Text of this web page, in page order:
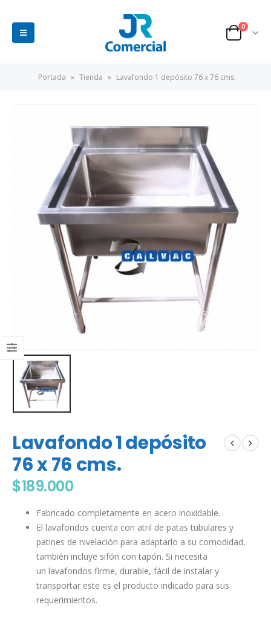
0
Portada » Tienda » Lavafondo 1 depósito 76 x 76 cms.
Lavafondo 1 depósito
76 x 76 cms.
$189.000
Fabricado completamente en acero inoxidable.
El lavafondos cuenta con atril de patas tubulares y
patines de nivelación para adaptarlo a su comodidad,
también incluye sifón con tapón. Si necesita
un lavafondos firme, durable, fácil de instalar y
transportar este es el producto indicado para sus
requerimientos.